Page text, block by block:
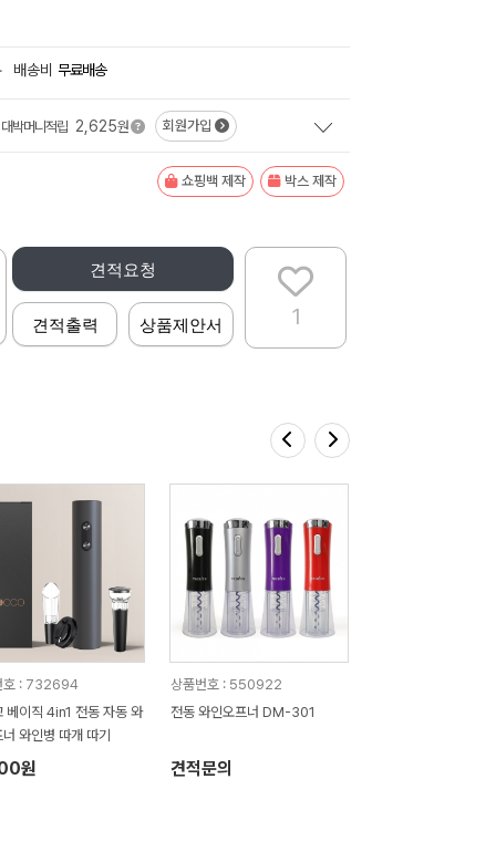
배송비 무료배송
대박머니적립 2,625원 회원가입
쇼핑백 제작 박스 제작
1
견적요청
견적출력 상품제안서
호 : 732694
베이직 4in1 전동 자동 와
와인병 따개 따기
원
상품번호 : 550922
전동 와인오프너 DM-301
견적문의